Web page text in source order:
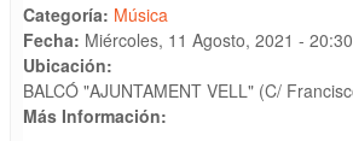
Categoría: Música
Fecha: Miércoles, 11 Agosto, 2021 - 20:30
Ubicación:
BALCÓ "AJUNTAMENT VELL" (C/
Más Información: